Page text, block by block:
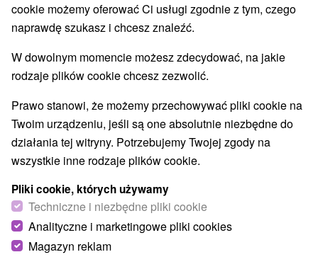
cookie możemy oferować Ci usługi zgodnie z tym, czego
naprawdę szukasz i chcesz znaleźć.
W dowolnym momencie możesz zdecydować, na jakie
rodzaje plików cookie chcesz zezwolić.
Prawo stanowi, że możemy przechowywać pliki cookie na
Twoim urządzeniu, jeśli są one absolutnie niezbędne do
działania tej witryny. Potrzebujemy Twojej zgody na
wszystkie inne rodzaje plików cookie.
Pliki cookie, których używamy
Techniczne i niezbędne pliki cookie
Analityczne i marketingowe pliki cookies
Magazyn reklam